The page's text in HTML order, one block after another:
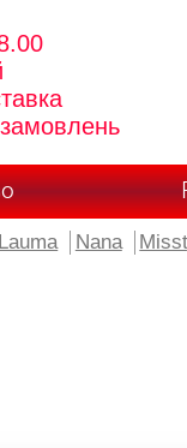
Lauma Nana